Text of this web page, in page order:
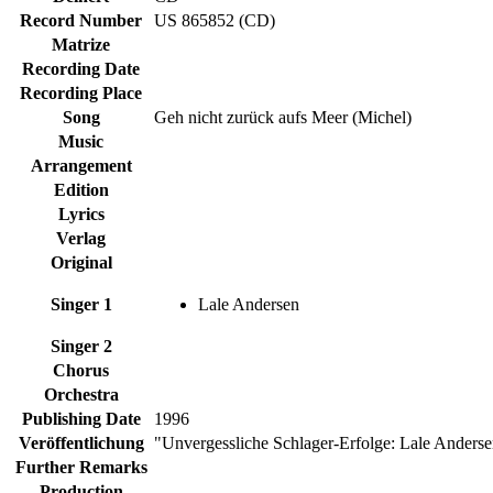
Record Number
US 865852 (CD)
Matrize
Recording Date
Recording Place
Song
Geh nicht zurück aufs Meer (Michel)
Music
Arrangement
Edition
Lyrics
Verlag
Original
Singer 1 Lale Andersen
Singer 2
Chorus
Orchestra
Publishing Date
1996
Veröffentlichung
"Unvergessliche Schlager-Erfolge: Lale
Further Remarks